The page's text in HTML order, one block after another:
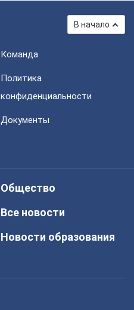
В начало
Команда
Политика
конфиденциальности
Документы
Общество
Все новости
Новости образования